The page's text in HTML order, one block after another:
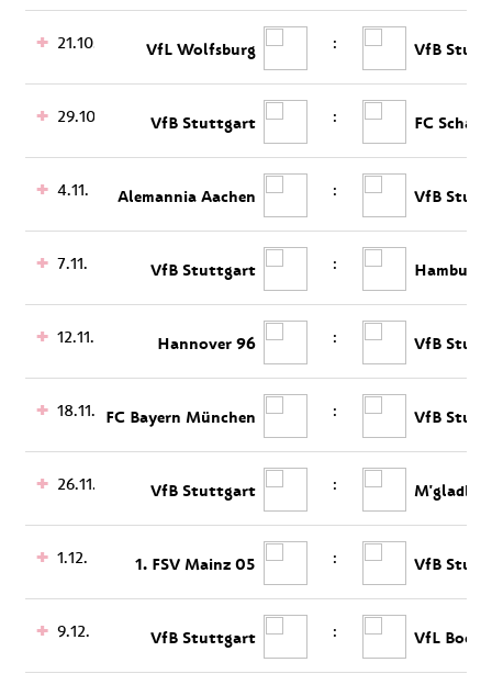
21.10. VfL Wolfsburg : VfB
29.10. VfB Stuttgart : FC
4.11. Alemannia Aachen : VfB
7.11. VfB Stuttgart :
12.11. Hannover 96 : VfB
18.11. FC Bayern München : VfB
26.11. VfB Stuttgart :
1.12. 1. FSV Mainz 05 : VfB
9.12. VfB Stuttgart : VfL